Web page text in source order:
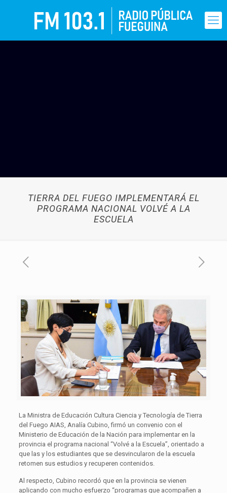
TIERRA DEL FUEGO IMPLEMENTARÁ EL
PROGRAMA NACIONAL VOLVÉ A LA
ESCUELA
La Ministra de Educación Cultura Ciencia y Tecnología de Tierra
del Fuego AIAS, Analía Cubino, firmó un convenio con el
Ministerio de Educación de la Nación para implementar en la
provincia el programa nacional “Volvé a la Escuela”, orientado a
que las y los estudiantes que se desvincularon de la escuela
retomen sus estudios y recuperen contenidos.
Al respecto, Cubino recordó que en la provincia se vienen
aplicando con mucho esfuerzo “programas que acompañen a